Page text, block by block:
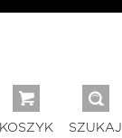
KOSZYK SZUKAJ